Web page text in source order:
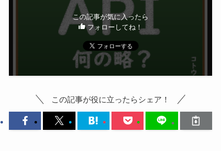
この記事が気に入ったら
フォローしてね！
この記事が役に立ったらシェア！